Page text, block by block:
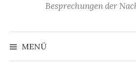
Besprechungen der
MENÜ